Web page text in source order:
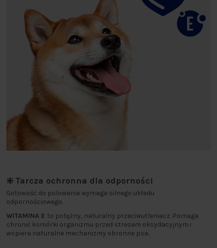
❇️ Tarcza ochronna dla odporności
Gotowość do polowania wymaga silnego układu
odpornościowego.
WITAMINA E to potężny, naturalny przeciwutleniacz. Pomaga
chronić komórki organizmu przed stresem oksydacyjnym i
wspiera naturalne mechanizmy obronne psa.